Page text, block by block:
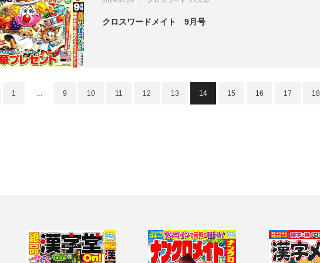
クロスワードメイト 9月号
1 … 9 10 11 12 13 14 15 16 17 18